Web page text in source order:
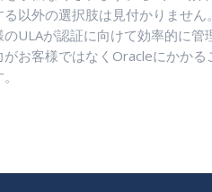
る以外の選択肢は見付かりません
のULAが認証に向けて効率的に管
がお客様ではなくOracleにかかる